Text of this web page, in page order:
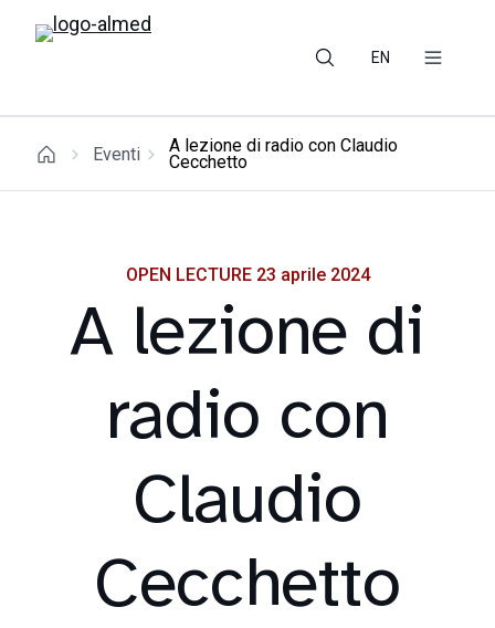
EN
Eventi A lezione di radio con Claudio
Cecchetto
OPEN LECTURE 23 aprile 2024
A lezione di
radio con
Claudio
Cecchetto